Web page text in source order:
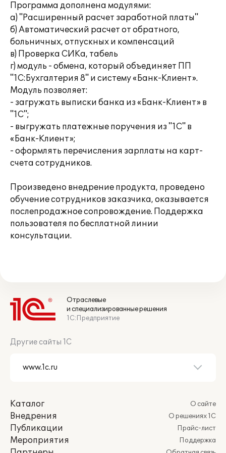
Программа дополнена модулями:
а) "Расширенный расчет заработной платы"
б) Автоматический расчет от обратного,
больничных, отпускных и компенсаций
в) Проверка СИКа, табель
г) модуль - обмена, который объединяет ПП
"1С:Бухгалтерия 8" и систему «Банк-Клиент».
Модуль позволяет:
- загружать выписки банка из «Банк-Клиент» в
"1С";
- выгружать платежные поручения из "1С" в
«Банк-Клиент»;
- оформлять перечисления зарплаты на карт-
счета сотрудников.
Произведено внедрение продукта, проведено
обучение сотрудников заказчика, оказывается
послепродажное сопровождение. Поддержка
пользователя по бесплатной линии
консультации.
Отраслевые
и специализированные решения
1С:Предприятие
Другие сайты 1С
Каталог
Внедрения
Публикации
Мероприятия
О сайте
О решениях 1С
Прайс-лист
Поддержка